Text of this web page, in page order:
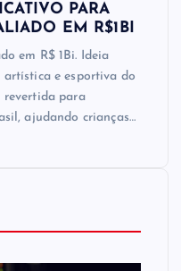
PARA
EM R$1BI
em R$ 1Bi. Ideia
e esportiva do
revertida para
ajudando crianças…